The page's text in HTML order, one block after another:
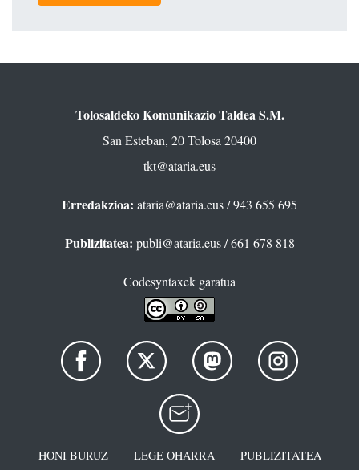
Tolosaldeko Komunikazio Taldea S.M.
San Esteban, 20 Tolosa 20400
tkt@ataria.eus
Erredakzioa: ataria@ataria.eus/ 943 655 695
Publizitatea: publi@ataria.eus/ 661 678 818
Codesyntaxek garatua
HONI BURUZ LEGE OHARRA
PUBLIZITATEA